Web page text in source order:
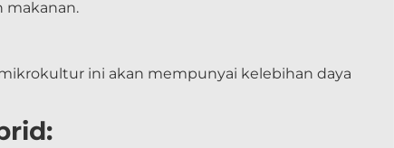
makanan.
ini akan mempunyai kelebihan daya